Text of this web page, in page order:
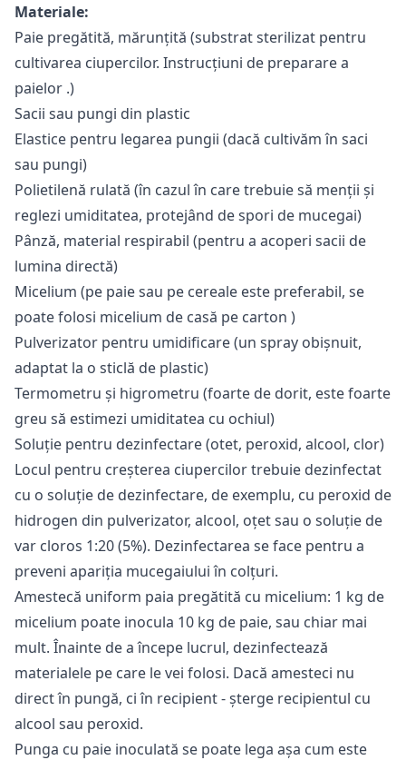
Materiale:
Paie pregătită, mărunțită (substrat sterilizat pentru
cultivarea ciupercilor. Instrucțiuni de preparare a
paielor .)
Sacii sau pungi din plastic
Elastice pentru legarea pungii (dacă cultivăm în saci
sau pungi)
Polietilenă rulată (în cazul în care trebuie să menții și
reglezi umiditatea, protejând de spori de mucegai)
Pânză, material respirabil (pentru a acoperi sacii de
lumina directă)
Micelium (pe paie sau pe cereale este preferabil, se
poate folosi micelium de casă pe carton )
Pulverizator pentru umidificare (un spray obișnuit,
adaptat la o sticlă de plastic)
Termometru și higrometru (foarte de dorit, este foarte
greu să estimezi umiditatea cu ochiul)
Soluție pentru dezinfectare (otet, peroxid, alcool, clor)
Locul pentru creșterea ciupercilor trebuie dezinfectat
cu o soluție de dezinfectare, de exemplu, cu peroxid de
hidrogen din pulverizator, alcool, oțet sau o soluție de
var cloros 1:20 (5%). Dezinfectarea se face pentru a
preveni apariția mucegaiului în colțuri.
Amestecă uniform paia pregătită cu micelium: 1 kg de
micelium poate inocula 10 kg de paie, sau chiar mai
mult. Înainte de a începe lucrul, dezinfectează
materialele pe care le vei folosi. Dacă amesteci nu
direct în pungă, ci în recipient - șterge recipientul cu
alcool sau peroxid.
Punga cu paie inoculată se poate lega așa cum este